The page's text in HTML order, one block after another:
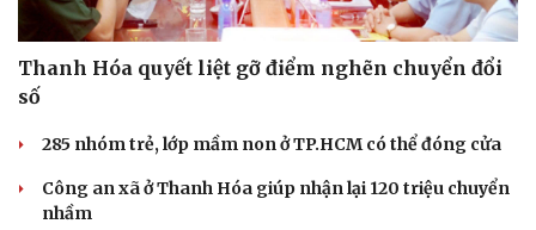
Thanh Hóa quyết liệt gỡ điểm nghẽn chuyển đổi
số
285 nhóm trẻ, lớp mầm non ở TP.HCM có thể đóng cửa
Công an xã ở Thanh Hóa giúp nhận lại 120 triệu chuyển
nhầm